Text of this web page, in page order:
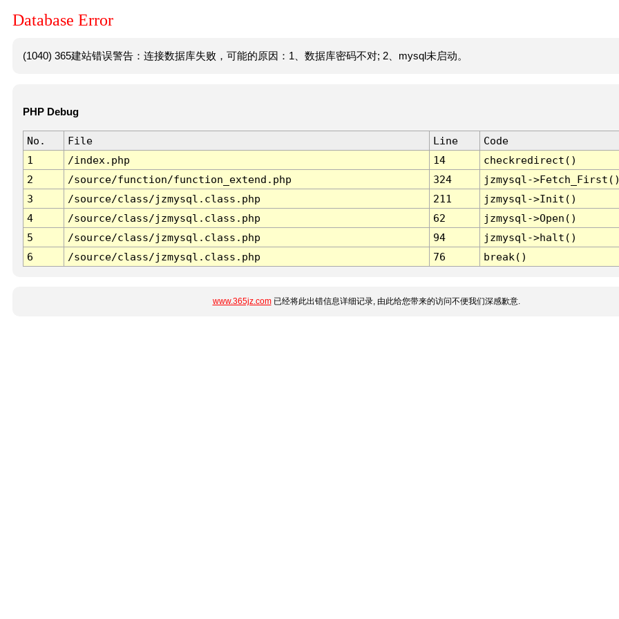
Database Error
(1040) 365建站错误警告：连接数据库失败，可能的原因：1、数据库密码不对; 2、mysql未启动。
PHP Debug
No. File Line
Code
1
/index.php 14
checkredirect()
2
/source/function/function_extend.php 324
jzmysql-
3
/source/class/jzmysql.class.php 211
jzmysql->Init()
4
/source/class/jzmysql.class.php 62
jzmysql->Open()
5
/source/class/jzmysql.class.php 94
jzmysql->halt()
6
/source/class/jzmysql.class.php 76 break()
www.365jz.com已经将此出错信息详细记录, 由此给您带来的访问不便我们深感歉意.